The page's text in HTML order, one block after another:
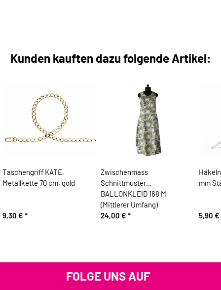
Kunden kauften dazu folgende Artikel:
Taschengriff KATE,
Metallkette 70 cm, gold
9,30 € *
Zwischenmass
Schnittmuster
BALLONKLEID 168 M
(Mittlerer Umfang)
24,00 € *
mm
5,90 €
FOLGE UNS AUF